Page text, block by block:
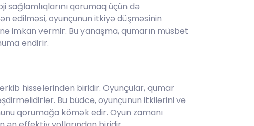
sağlamlıqlarını qorumaq üçün də
edilməsi, oyunçunun itkiyə düşməsinin
imkan vermir. Bu yanaşma, qumarın müsbət
endirir.
hissələrindən biridir. Oyunçular, qumar
Bu büdcə, oyunçunun itkilərini və
qorumağa kömək edir. Oyun zamanı